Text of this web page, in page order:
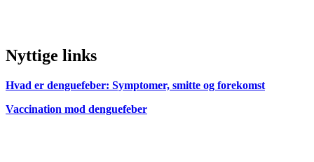
Nyttige links
Hvad er denguefeber: Symptomer, smitte og forekomst
Vaccination mod denguefeber